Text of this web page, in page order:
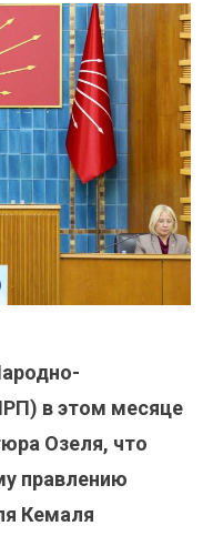
в этом месяце
Озеля, что
правлению
Кемаля